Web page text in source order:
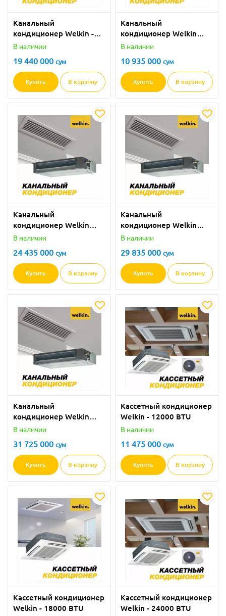
Канальный
кондиционер Welkin -
36000 BTU
В наличии
19 440 000 сум
Купить В корзину
Канальный
кондиционер Welkin
Inverter - 12000 BTU
В наличии
10 935 000 сум
Купить В корзину
Канальный
кондиционер Welkin
Inverter - 36000 BTU
В наличии
24 435 000 сум
Купить В корзину
Канальный
кондиционер Welkin
Inverter - 48000 BTU
В наличии
29 835 000 сум
Купить В корзину
Канальный
кондиционер Welkin
Inverter - 60000 BTU
В наличии
31 725 000 сум
Купить В корзину
Кассетный кондиционер
Welkin - 12000 BTU
В наличии
11 475 000 сум
Купить В корзину
Кассетный кондиционер
Welkin - 18000 BTU
Кассетный кондиционер
Welkin - 24000 BTU